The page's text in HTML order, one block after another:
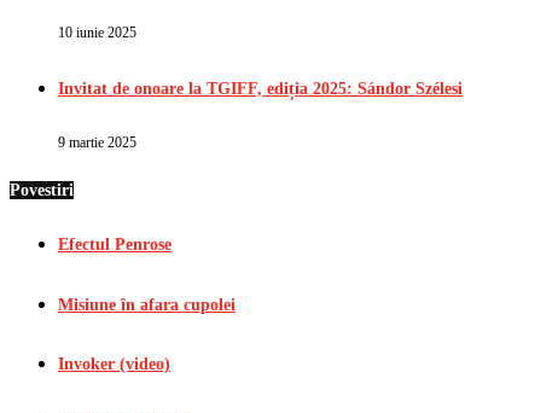
10 iunie 2025
Invitat de onoare la TGIFF, ediția 2025: Sándor Szélesi
9 martie 2025
Povestiri
Efectul Penrose
Misiune în afara cupolei
Invoker (video)